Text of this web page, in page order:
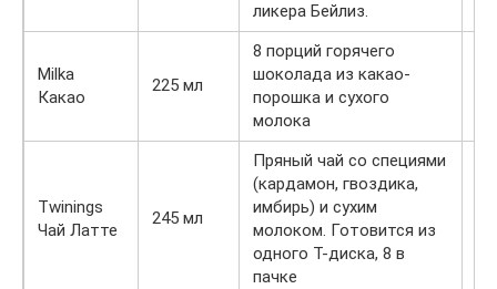
ликера Бейлиз.
Milka
Какао
225 мл
8 порций горячего
шоколада из какао-
порошка и сухого
молока
Twinings
Чай Латте
245 мл
Пряный чай со специями
(кардамон, гвоздика,
имбирь) и сухим
молоком. Готовится из
одного Т-диска, 8 в
пачке